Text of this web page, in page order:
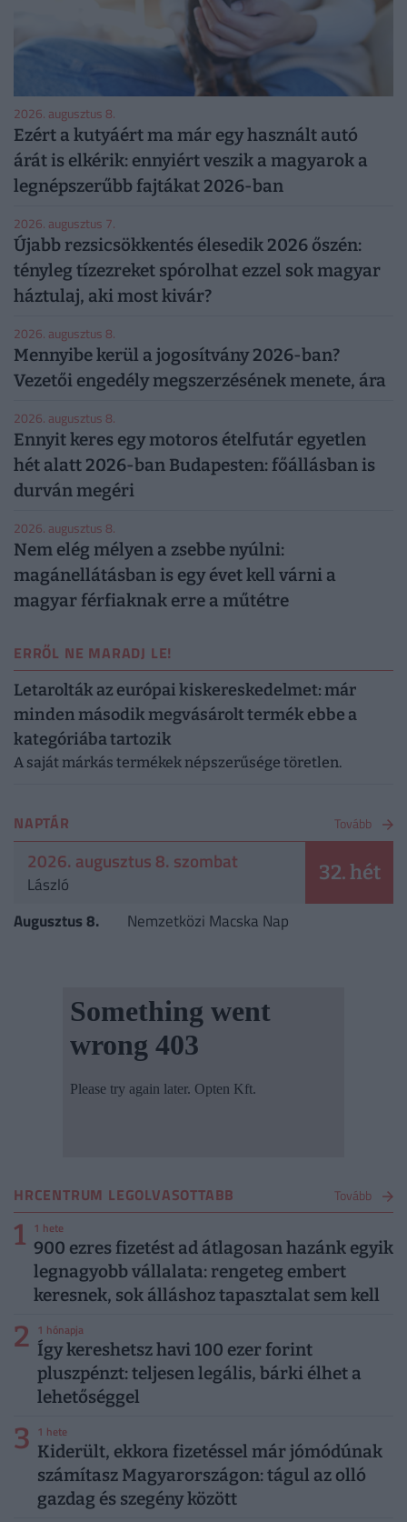
2026. augusztus 8.
Ezért a kutyáért ma már egy használt autó
árát is elkérik: ennyiért veszik a magyarok a
legnépszerűbb fajtákat 2026-ban
2026. augusztus 7.
Újabb rezsicsökkentés élesedik 2026 őszén:
tényleg tízezreket spórolhat ezzel sok magyar
háztulaj, aki most kivár?
2026. augusztus 8.
Mennyibe kerül a jogosítvány 2026-ban?
Vezetői engedély megszerzésének menete, ára
2026. augusztus 8.
Ennyit keres egy motoros ételfutár egyetlen
hét alatt 2026-ban Budapesten: főállásban is
durván megéri
2026. augusztus 8.
Nem elég mélyen a zsebbe nyúlni:
magánellátásban is egy évet kell várni a
magyar férfiaknak erre a műtétre
ERRŐL NE MARADJ LE!
Letarolták az európai kiskereskedelmet: már
minden második megvásárolt termék ebbe a
kategóriába tartozik
A saját márkás termékek népszerűsége töretlen.
NAPTÁR Tovább
2026. augusztus 8. szombat
László 32. hét
Augusztus 8. Nemzetközi Macska Nap
HRCENTRUM LEGOLVASOTTABB Tovább
1 1 hete
900 ezres fizetést ad átlagosan hazánk egyik
legnagyobb vállalata: rengeteg embert
keresnek, sok álláshoz tapasztalat sem kell
2 1 hónapja
Így kereshetsz havi 100 ezer forint
pluszpénzt: teljesen legális, bárki élhet a
lehetőséggel
3 1 hete
Kiderült, ekkora fizetéssel már jómódúnak
számítasz Magyarországon: tágul az olló
gazdag és szegény között